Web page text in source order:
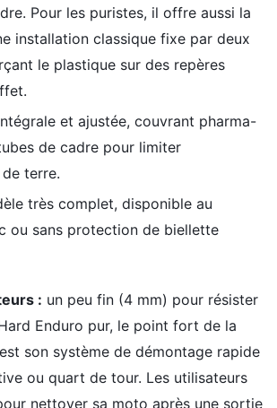
Pour les puristes, il offre aussi la
installation classique fixe par deux
le plastique sur des repères
et ajustée, couvrant pharma-
de cadre pour limiter
de terre.
très complet, disponible au
ou sans protection de biellette
: un peu fin (4 mm) pour résister
Enduro pur, le point fort de la
son système de démontage rapide
ou quart de tour. Les utilisateurs
nettoyer sa moto après une sortie